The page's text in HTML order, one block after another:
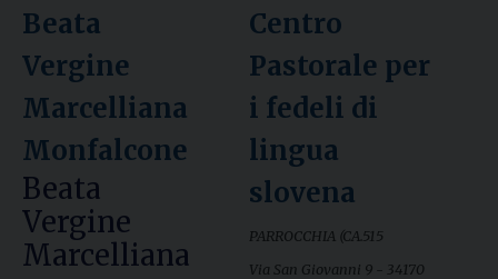
Beata
Vergine
Marcelliana
Monfalcone
Beata
Vergine
Marcelliana
Centro
Pastorale per
i fedeli di
lingua
slovena
PARROCCHIA (CA.515
Via San Giovanni 9 - 34170